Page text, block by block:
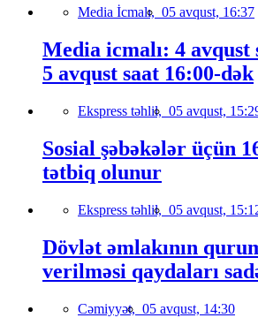
Media İcmalı, 05 avqust, 16:37
Media icmalı: 4 avqust
5 avqust saat 16:00-dək
Ekspress təhlil, 05 avqust,
Sosial şəbəkələr üçün
tətbiq olunur
Ekspress təhlil, 05 avqust,
Dövlət əmlakının
verilməsi qaydaları
Cəmiyyət, 05 avqust, 14:30